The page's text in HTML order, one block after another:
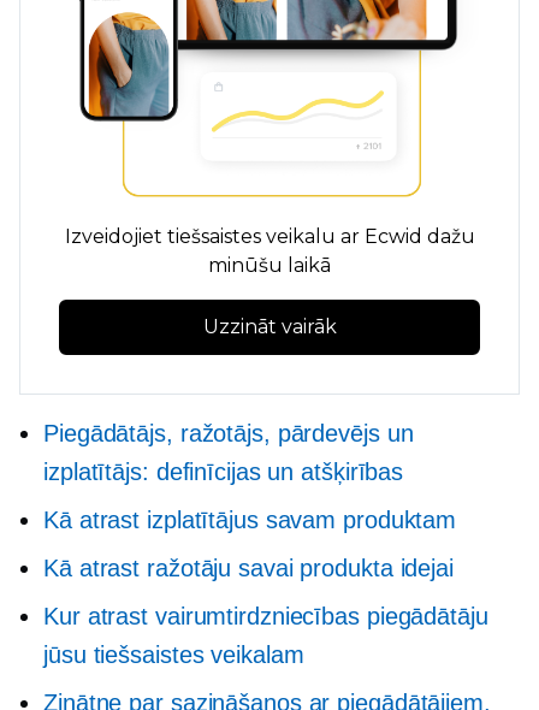
Izveidojiet tiešsaistes veikalu ar Ecwid dažu
minūšu laikā
Uzzināt vairāk
Piegādātājs, ražotājs, pārdevējs un
izplatītājs: definīcijas un atšķirības
Kā atrast izplatītājus savam produktam
Kā atrast ražotāju savai produkta idejai
Kur atrast vairumtirdzniecības piegādātāju
jūsu tiešsaistes veikalam
Zinātne par sazināšanos ar piegādātājiem,